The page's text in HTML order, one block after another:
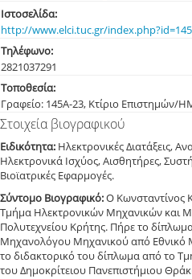
Ιστοσελίδα:
http://www.elci.tuc.gr/
Τηλέφωνο:
2821037291
Τοποθεσία:
Γραφείο: 145Α-23, Κτίριο
Στοιχεία βιογραφικού
Ειδικότητα: Ηλεκτρονικές ∆ιατάξεις,
Ηλεκτρονικά Ισχύος, Αισθητήρες,
Βιοϊατρικές Εφαρµογές.
Σύντομο Βιογραφικό:Ο Κωνσταντίνος
Τμήμα Ηλεκτρονικών Μηχανικών και
Πολυτεχνείου Κρήτης. Πήρε το
Μηχανολόγου Μηχανικού από Εθνικό
το διδακτορικό του δίπλωμα από το
του Δημοκρίτειου Πανεπιστήμιου